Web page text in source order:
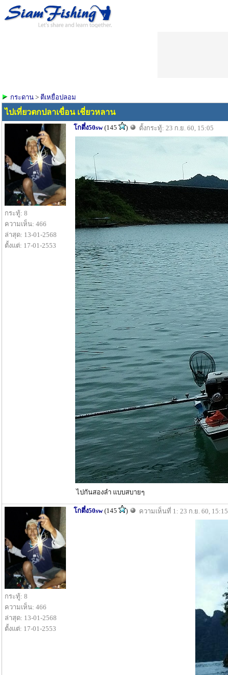
กระดาน > ตีเหยื่อปลอม
ไปเที่ยวตกปลาเขื่อน เชี่ยวหลาน
กระทู้: 8
ความเห็น: 466
ล่าสุด: 13-01-2568
ตั้งแต่: 17-01-2553
โกตึ๋ง50sw (145 ) ตั้งกระทู้: 23 ก.ย. 60, 15:05
ไปกันสองลำ แบบสบายๆ
กระทู้: 8
ความเห็น: 466
ล่าสุด: 13-01-2568
ตั้งแต่: 17-01-2553
โกตึ๋ง50sw (145 ) ความเห็นที่ 1: 23 ก.ย. 60, 15:15